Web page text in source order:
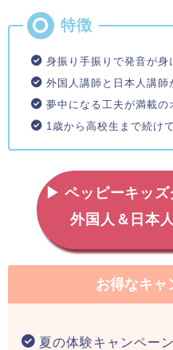
身振り手振りで発音が身
外国人講師と日本人講師
夢中になる工夫が満載の
1歳から高校生まで続け
▶ ペッピーキッズ
外国人＆日本
お得なキャ
夏の体験キャンペー